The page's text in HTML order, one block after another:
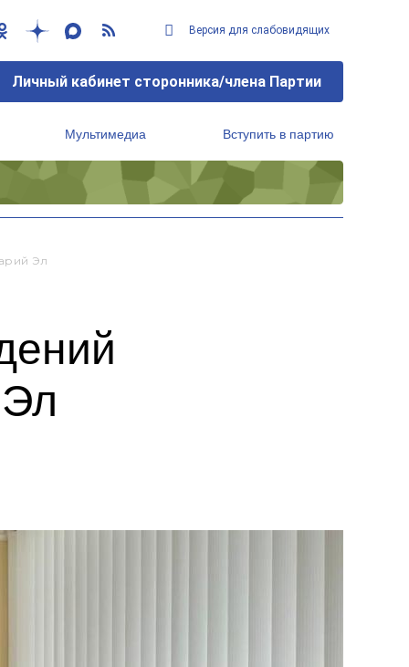
Версия для слабовидящих
Личный кабинет сторонника/члена Партии
Мультимедиа Вступить в партию
Эл